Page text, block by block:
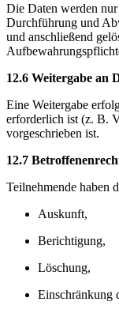
Die Daten werden
Durchführung und
und anschließend
12.6 Weitergabe an
Eine Weitergabe
erforderlich ist (z. B.
vorgeschrieben ist.
12.7
Teilnehmende haben
Auskunft,
Berichtigung,
Löschung,
Einschränkung